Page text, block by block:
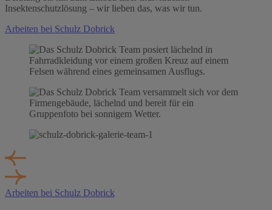
Insektenschutzlösung – wir lieben das, was wir tun.
Arbeiten bei Schulz Dobrick
Arbeiten bei Schulz Dobrick